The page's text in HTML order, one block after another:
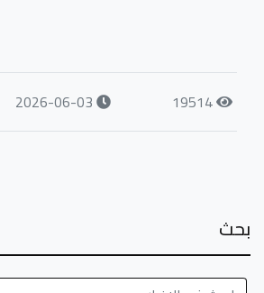
19514
2026-06-03
بحث